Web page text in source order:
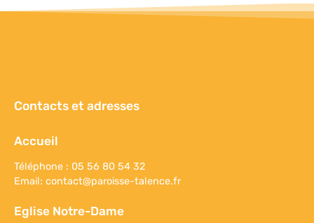
Contacts et adresses
Accueil
Téléphone : 05 56 80 54 32
Email: contact@paroisse-talence.fr
Eglise Notre-Dame